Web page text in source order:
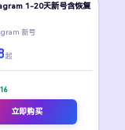
1-20天新号含恢复
新号
起
立即购买